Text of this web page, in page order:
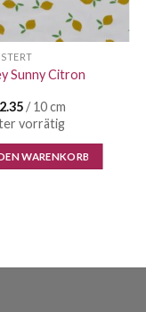
Sunny Citron
2.35/ 10 cm
vorrätig
WARENKORB